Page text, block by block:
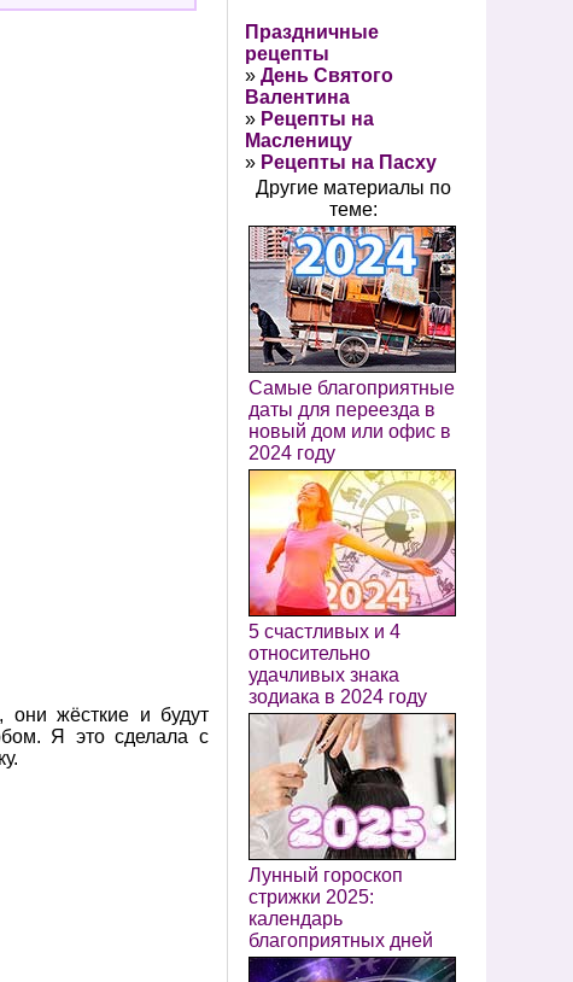
жёсткие и будут
Я это сделала с
Праздничные
рецепты
» День Святого
Валентина
» Рецепты на
Масленицу
» Рецепты на Пасху
Другие материалы по
теме:
Самые благоприятные
даты для переезда в
новый дом или офис в
2024 году
5 счастливых и 4
относительно
удачливых знака
зодиака в 2024 году
Лунный гороскоп
стрижки 2025:
календарь
благоприятных дней